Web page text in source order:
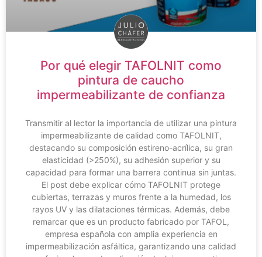
Por qué elegir TAFOLNIT como
pintura de caucho
impermeabilizante de confianza
Transmitir al lector la importancia de utilizar una pintura
impermeabilizante de calidad como TAFOLNIT,
destacando su composición estireno-acrílica, su gran
elasticidad (>250%), su adhesión superior y su
capacidad para formar una barrera continua sin juntas.
El post debe explicar cómo TAFOLNIT protege
cubiertas, terrazas y muros frente a la humedad, los
rayos UV y las dilataciones térmicas. Además, debe
remarcar que es un producto fabricado por TAFOL,
empresa española con amplia experiencia en
impermeabilización asfáltica, garantizando una calidad